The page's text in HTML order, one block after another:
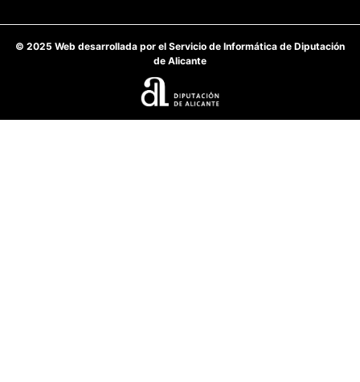
© 2025 Web desarrollada por el Servicio de Informática de Diputación
de Alicante